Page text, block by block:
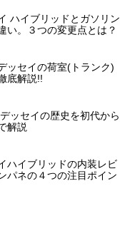
ハイブリッドとガソリン
い。３つの変更点とは？
ッセイの荷室(トランク)
底解説!!
ッセイの歴史を初代から
解説
ハイブリッドの内装レビ
パネの４つの注目ポイン